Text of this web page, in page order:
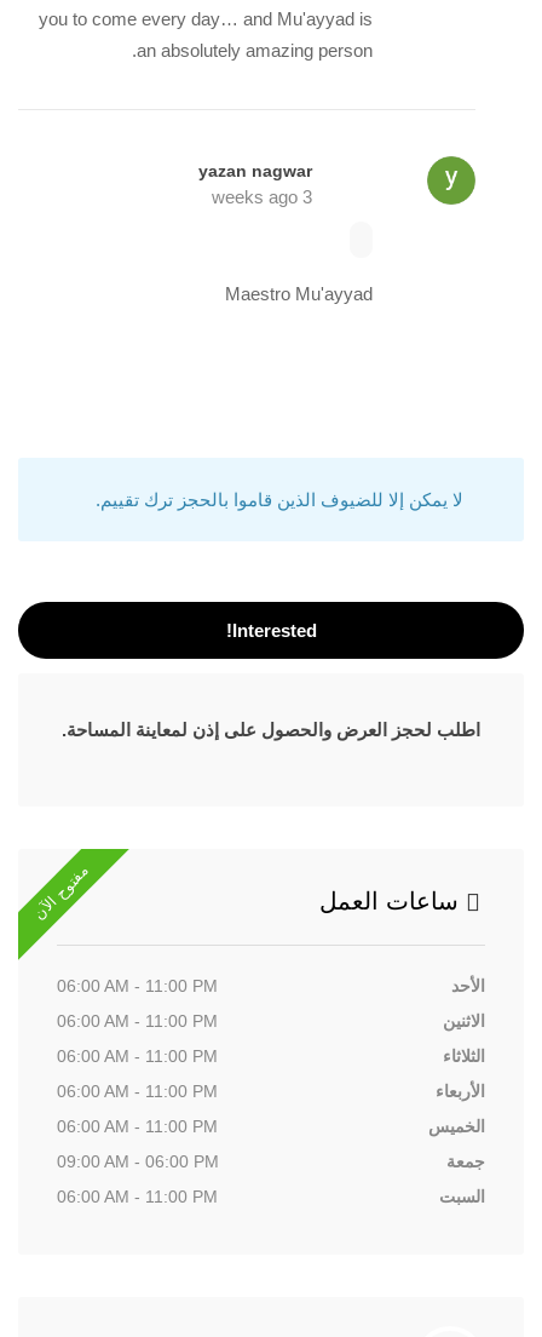
you to come every day… and Mu'ayyad is
an absolutely amazing person.
yazan nagwar
3 weeks ago
Maestro Mu'ayyad
لا يمكن إلا للضيوف الذين قاموا بالحجز ترك تقييم.
Interested!
اطلب لحجز العرض والحصول على إذن لمعاينة المساحة.
مفتوح الآن ساعات العمل
الأحد
06:00 AM - 11:00 PM
الاثنين
06:00 AM - 11:00 PM
الثلاثاء
06:00 AM - 11:00 PM
الأربعاء
06:00 AM - 11:00 PM
الخميس
06:00 AM - 11:00 PM
جمعة
09:00 AM - 06:00 PM
السبت
06:00 AM - 11:00 PM